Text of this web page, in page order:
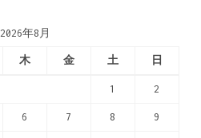
2026年8月
木 金 土 日
1 2
6 7 8 9